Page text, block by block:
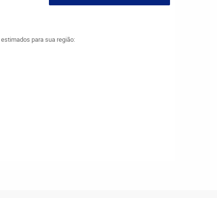
para sua região: